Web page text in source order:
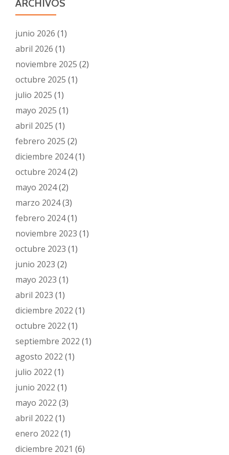
ARCHIVOS
junio 2026 (1)
abril 2026 (1)
noviembre 2025 (2)
octubre 2025 (1)
julio 2025 (1)
mayo 2025 (1)
abril 2025 (1)
febrero 2025 (2)
diciembre 2024(1)
octubre 2024(2)
mayo 2024(2)
marzo 2024(3)
febrero 2024(1)
noviembre 2023 (1)
octubre 2023 (1)
junio 2023 (2)
mayo 2023 (1)
abril 2023 (1)
diciembre 2022 (1)
octubre 2022 (1)
septiembre 2022 (1)
agosto 2022 (1)
julio 2022 (1)
junio 2022 (1)
mayo 2022 (3)
abril 2022 (1)
enero 2022 (1)
diciembre 2021 (6)